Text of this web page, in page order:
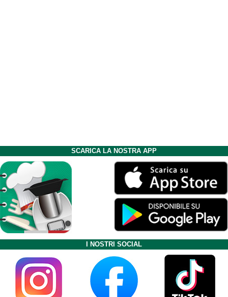
SCARICA LA NOSTRA APP
I NOSTRI SOCIAL